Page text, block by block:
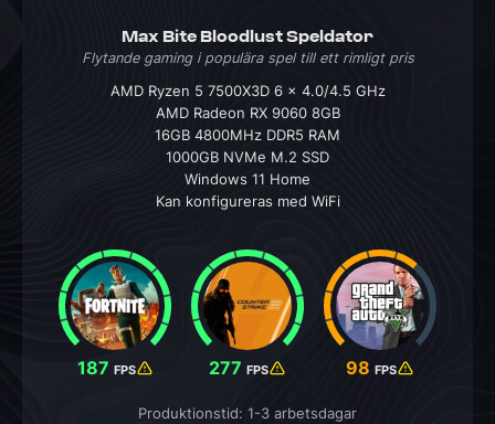
Max Bite Bloodlust Speldator
Flytande gaming i populära spel till ett rimligt pris
AMD Ryzen 5 7500X3D 6 x 4.0/4.5 GHz
AMD Radeon RX 9060 8GB
16GB 4800MHz DDR5 RAM
1000GB NVMe M.2 SSD
Windows 11 Home
Kan konfigureras med WiFi
187 FPS 277 FPS 98 FPS
Produktionstid: 1-3 arbetsdagar